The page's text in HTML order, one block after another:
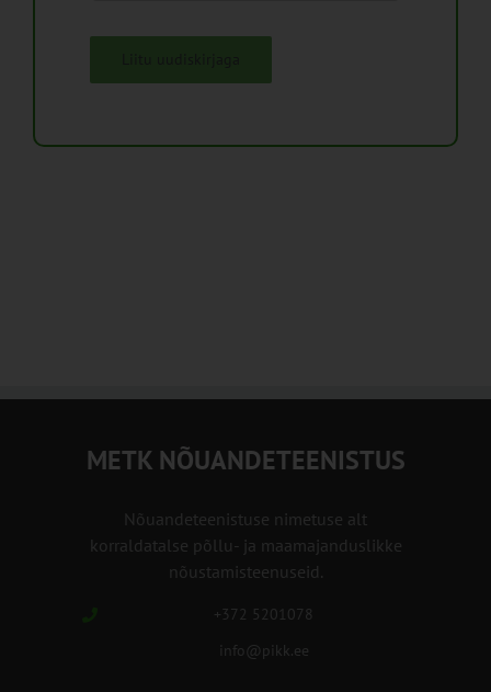
METK NÕUANDETEENISTUS
Nõuandeteenistuse nimetuse alt
korraldatalse põllu- ja maamajanduslikke
nõustamisteenuseid.
+372 5201078
info@pikk.ee